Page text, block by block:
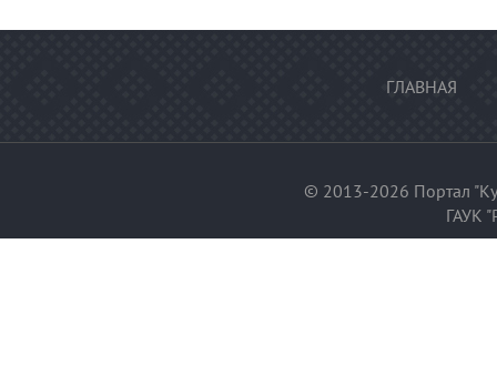
ГЛАВНАЯ
© 2013-2026 Портал
ГАУК